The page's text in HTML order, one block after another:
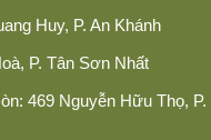
Huy, P. An Khánh
P. Tân Sơn Nhất
469 Nguyễn Hữu Thọ, P.